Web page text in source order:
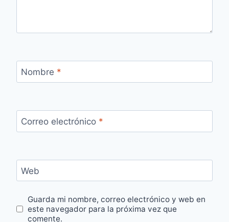
Nombre *
Correo electrónico *
Web
Guarda mi nombre, correo electrónico y web en
este navegador para la próxima vez que
comente.